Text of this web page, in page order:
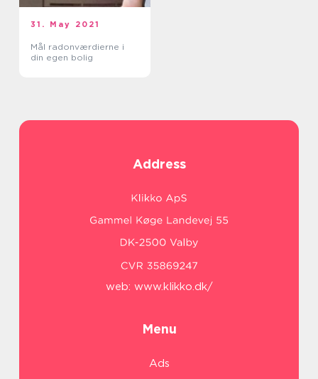
31. May 2021
Mål radonværdierne i
din egen bolig
Address
web: www.klikko.dk/
Menu
Ads